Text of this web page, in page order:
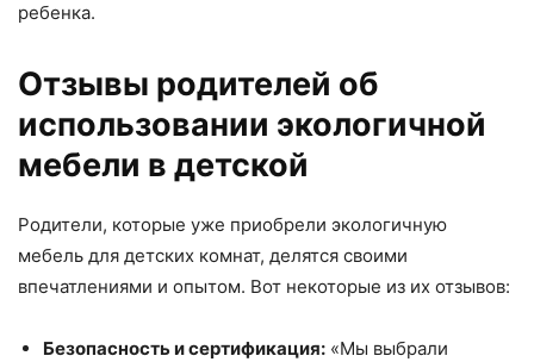
ребенка.
Отзывы родителей об
использовании экологичной
мебели в детской
Родители, которые уже приобрели экологичную
мебель для детских комнат, делятся своими
впечатлениями и опытом. Вот некоторые из их отзывов:
Безопасность и сертификация: «Мы выбрали